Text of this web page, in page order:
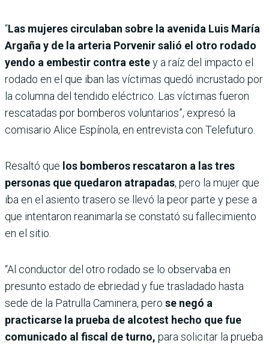
“Las mujeres circulaban sobre la avenida Luis María
Argaña y de la arteria Porvenir salió el otro rodado
yendo a embestir contra estey a raíz del impacto el
rodado en el que iban las víctimas quedó incrustado por
la columna del tendido eléctrico. Las víctimas fueron
rescatadas por bomberos voluntarios”, expresó la
comisario Alice Espínola, en entrevista con Telefuturo.
Resaltó que los bomberos rescataron a las tres
personas que quedaron atrapadas, pero la mujer que
iba en el asiento trasero se llevó la peor parte y pese a
que intentaron reanimarla se constató su fallecimiento
en el sitio.
“Al conductor del otro rodado se lo observaba en
presunto estado de ebriedad y fue trasladado hasta
sede de la Patrulla Caminera, pero se negó a
practicarse la prueba de alcotest hecho que fue
comunicado al fiscal de turno, para solicitar la prueba